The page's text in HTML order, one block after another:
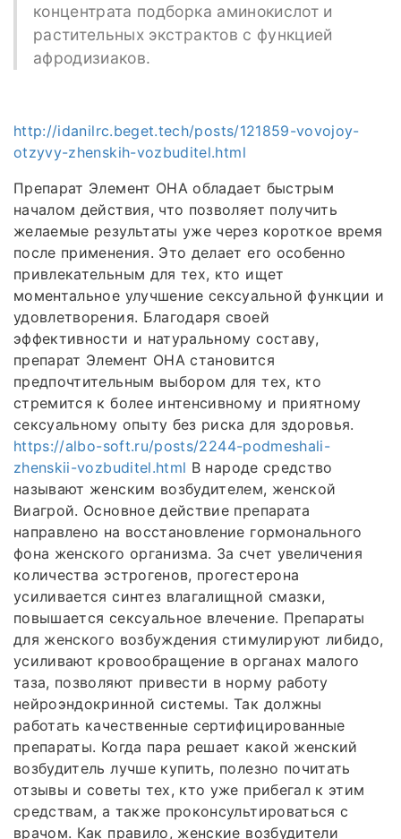
концентрата подборка аминокислот и
растительных экстрактов с функцией
афродизиаков.
http://idanilrc.beget.tech/posts/121859-vovojoy-
otzyvy-zhenskih-vozbuditel.html
Препарат Элемент ОНА обладает быстрым
началом действия, что позволяет получить
желаемые результаты уже через короткое время
после применения. Это делает его особенно
привлекательным для тех, кто ищет
моментальное улучшение сексуальной функции и
удовлетворения. Благодаря своей
эффективности и натуральному составу,
препарат Элемент ОНА становится
предпочтительным выбором для тех, кто
стремится к более интенсивному и приятному
сексуальному опыту без риска для здоровья.
https://albo-soft.ru/posts/2244-podmeshali-
zhenskii-vozbuditel.html В народе средство
называют женским возбудителем, женской
Виагрой. Основное действие препарата
направлено на восстановление гормонального
фона женского организма. За счет увеличения
количества эстрогенов, прогестерона
усиливается синтез влагалищной смазки,
повышается сексуальное влечение. Препараты
для женского возбуждения стимулируют либидо,
усиливают кровообращение в органах малого
таза, позволяют привести в норму работу
нейроэндокринной системы. Так должны
работать качественные сертифицированные
препараты. Когда пара решает какой женский
возбудитель лучше купить, полезно почитать
отзывы и советы тех, кто уже прибегал к этим
средствам, а также проконсультироваться с
врачом. Как правило, женские возбудители